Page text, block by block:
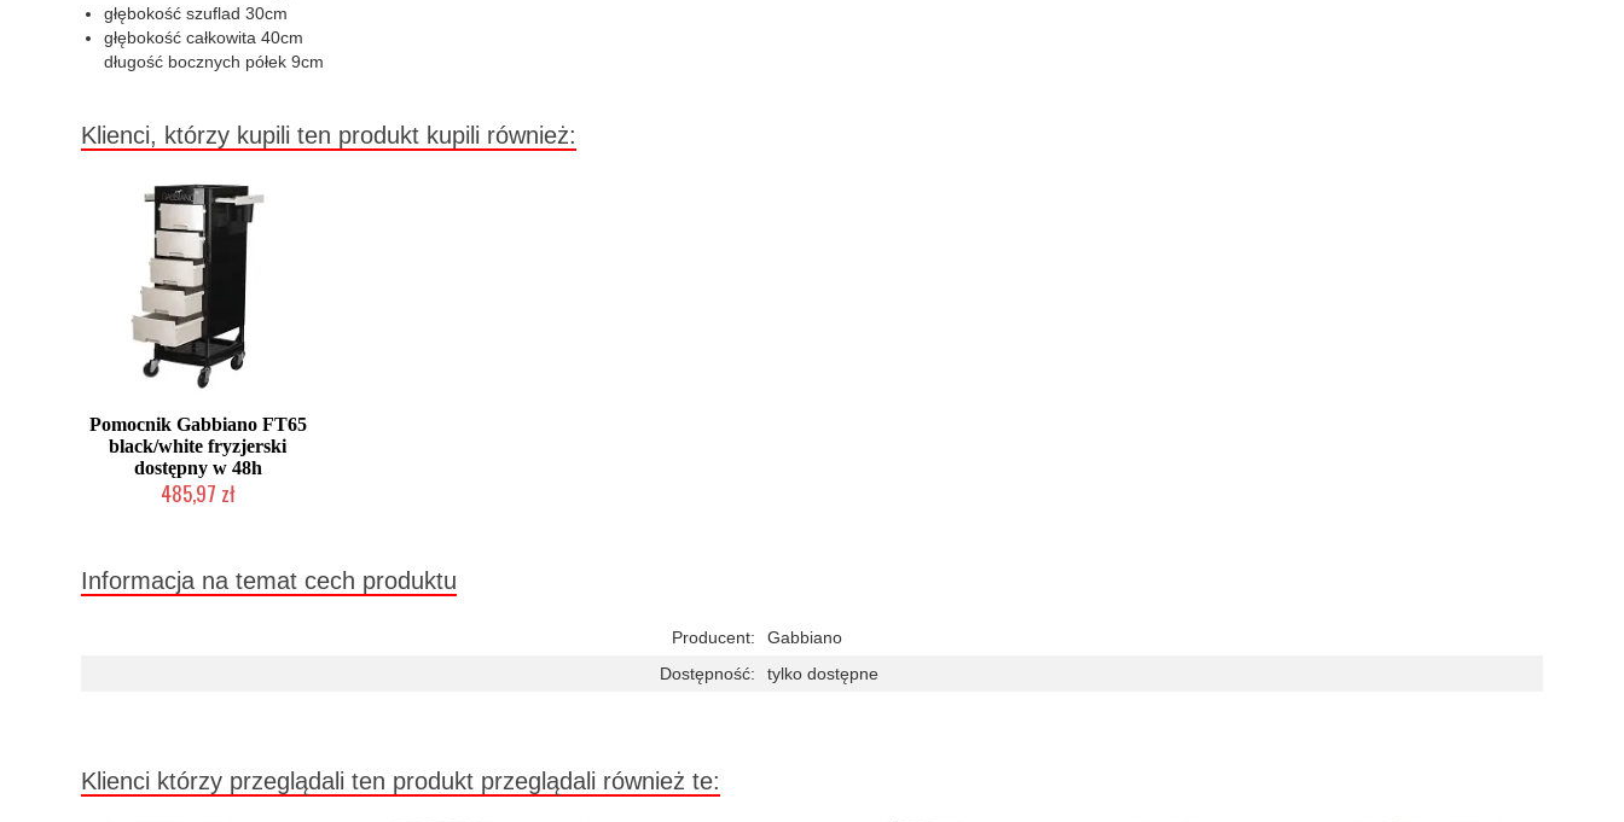
głębokość szuflad 30cm
głębokość całkowita 40cm
długość bocznych półek 9cm
Klienci, którzy kupili ten produkt kupili również:
Pomocnik Gabbiano FT65
black/white fryzjerski
dostępny w 48h
485,97 zł
Informacja na temat cech produktu
Producent:
Gabbiano
Dostępność:
tylko dostępne
Klienci którzy przeglądali ten produkt przeglądali również te: